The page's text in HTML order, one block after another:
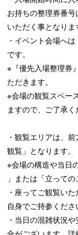
お持ちの整理券番
いただく事となりま
・イベント会場へ
です。
※『優先入場整理券
ただきます。
※会場の観覧スペー
ますので、ご了承く
・観覧エリアは、
観覧」となります。
※会場の構造や当日
」または「立って
・座ってご観覧い
自身でご持参くださ
・当日の混雑状況